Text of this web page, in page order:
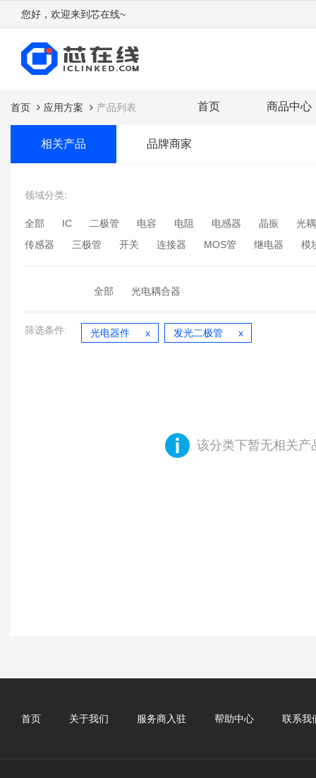
您好，欢迎来到芯在线~
首页 商品中心
首页 应用方案 产品列表
相关产品 品牌商家
领域分类:
全部 IC 二极管 电容 电阻 电感器 晶振
光耦
传感器
三极管 开关 连接器 MOS管 继电器 模
全部 光电耦合器
筛选条件: 光电器件 发光二极管
该分类下暂无相关
首页 关于我们 服务商入驻 帮助中心 联系我